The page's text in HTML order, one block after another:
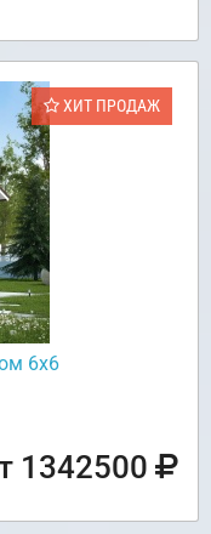
ХИТ ПРОДАЖ
6х6
1342500